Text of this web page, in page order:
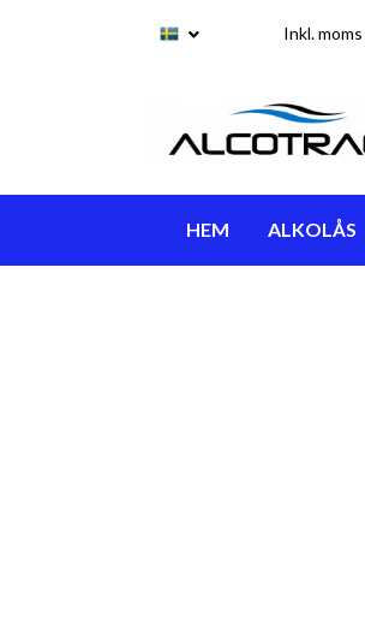
Inkl. moms
HEM ALKOLÅS